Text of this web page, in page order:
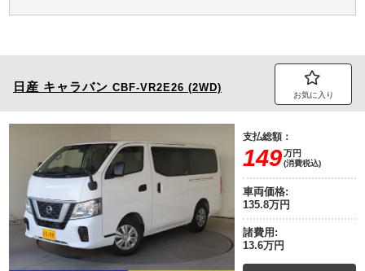
日産 キャラバン CBF-VR2E26 (2WD)
お気に入り
支払総額：
149万円
(消費税込)
車両価格:
135.8万円
諸費用:
13.6万円